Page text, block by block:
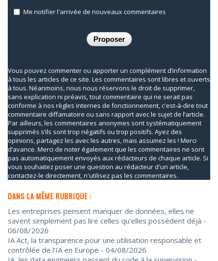
Me notifier l'arrivée de nouveaux commentaires
Vous pouvez commenter ou apporter un complément d’information
à tous les articles de ce site. Les commentaires sont libres et ouverts
à tous. Néanmoins, nous nous réservons le droit de supprimer,
sans explication ni préavis, tout commentaire qui ne serait pas
conforme à nos règles internes de fonctionnement, c'est-à-dire tout
commentaire diffamatoire ou sans rapport avec le sujet de l’article.
Par ailleurs, les commentaires anonymes sont systématiquement
supprimés s’ils sont trop négatifs ou trop positifs. Ayez des
opinions, partagez les avec les autres, mais assumez les ! Merci
d’avance. Merci de noter également que les commentaires ne sont
pas automatiquement envoyés aux rédacteurs de chaque article. Si
vous souhaitez poser une question au rédacteur d'un article,
contactez-le directement, n'utilisez pas les commentaires.
DANS LA MÊME RUBRIQUE :
Les entreprises pensent manquer de données, elles ne
savent simplement pas lire celles qu'elles possèdent déjà -
06/08/2026
IA Act, la transparence pour une utilisation responsable et
contrôlée de l’IA en Europe - 04/08/2026